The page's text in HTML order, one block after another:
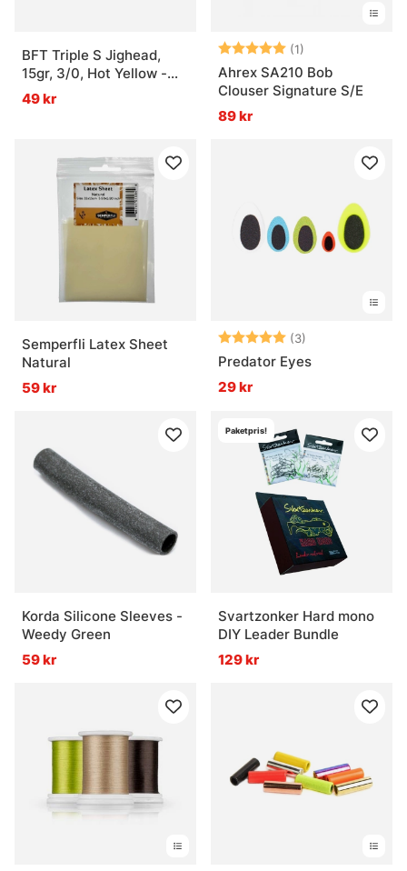
BFT Triple S Jighead,
15gr, 3/0, Hot Yellow -
2pcs
49 kr
Betyg: (1)
Ahrex SA210 Bob
Clouser Signature S/E
89 kr
Semperfli Latex Sheet
Natural
59 kr
Betyg: (3)
Predator Eyes
29 kr
Korda Silicone Sleeves -
Weedy Green
59 kr
Paketpris!
Svartzonker Hard mono
DIY Leader Bundle
129 kr